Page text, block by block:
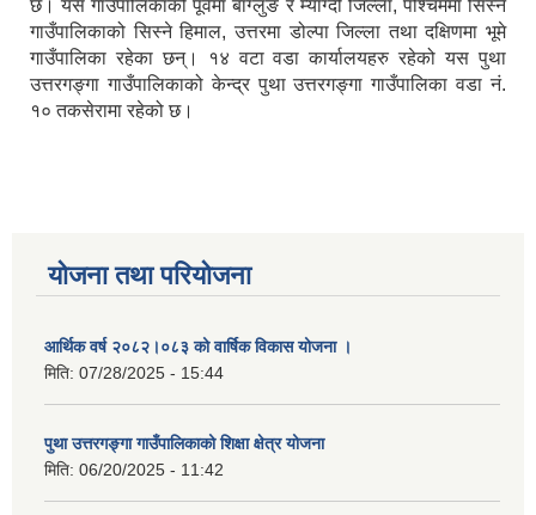
छ। यस गाउँपालिकाको पूर्वमा बाग्लुङ र म्याग्दी जिल्ला, पश्चिममा सिस्ने
गाउँपालिकाको सिस्ने हिमाल, उत्तरमा डोल्पा जिल्ला तथा दक्षिणमा भूमे
गाउँपालिका रहेका छन्। १४ वटा वडा कार्यालयहरु रहेको यस पुथा
उत्तरगङ्गा गाउँपालिकाको केन्द्र पुथा उत्तरगङ्गा गाउँपालिका वडा नं.
१० तकसेरामा रहेको छ।
योजना तथा परियोजना
आर्थिक वर्ष २०८२।०८३ को वार्षिक विकास योजना ।
मिति: 07/28/2025 - 15:44
पुथा उत्तरगङ्गा गाउँपालिकाको शिक्षा क्षेत्र योजना
मिति: 06/20/2025 - 11:42